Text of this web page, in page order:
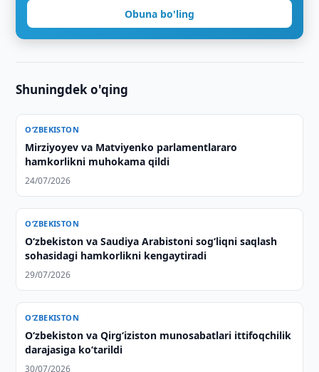
Obuna bo'ling
Shuningdek o'qing
O‘ZBEKISTON
Mirziyoyev va Matviyenko parlamentlararo
hamkorlikni muhokama qildi
24/07/2026
O‘ZBEKISTON
Oʻzbekiston va Saudiya Arabistoni sogʻliqni saqlash
sohasidagi hamkorlikni kengaytiradi
29/07/2026
O‘ZBEKISTON
Oʻzbekiston va Qirgʻiziston munosabatlari ittifoqchilik
darajasiga koʻtarildi
30/07/2026